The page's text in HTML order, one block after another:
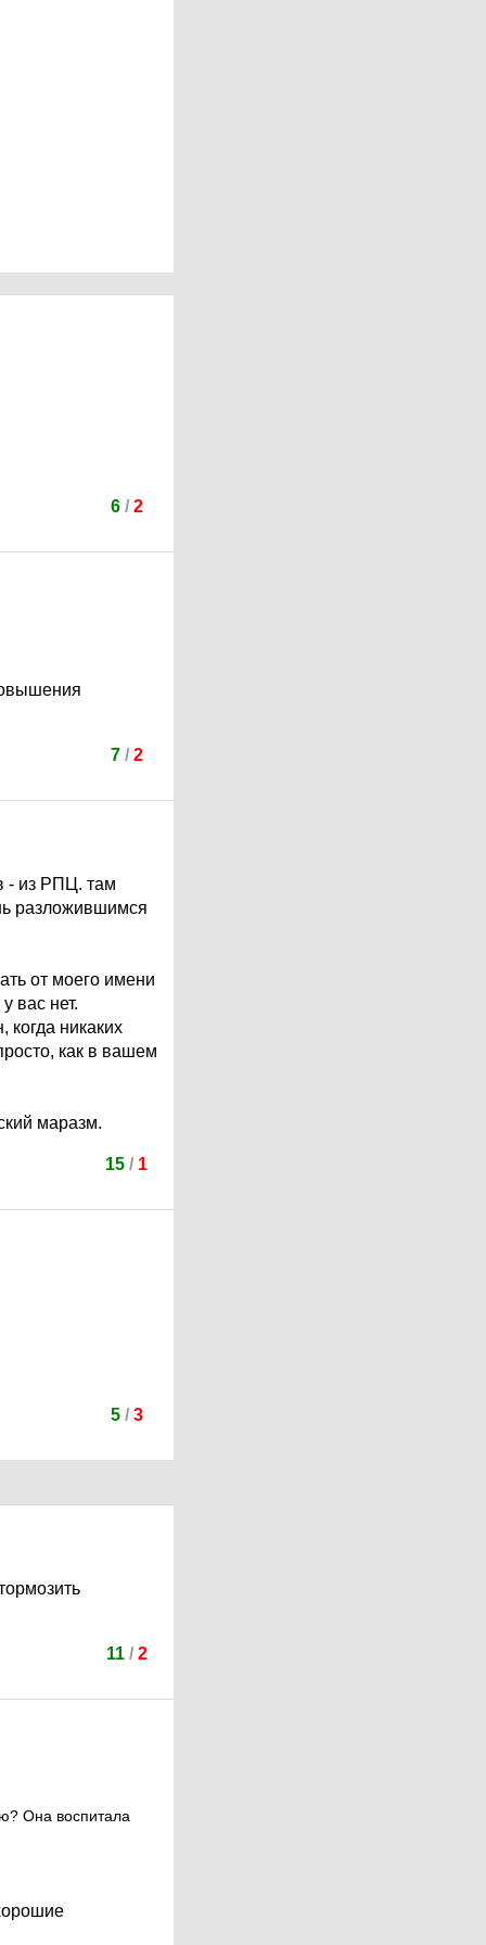
6/ 2
7/ 2
- из РПЦ. там
разложившимся
от моего имени
вас нет.
когда никаких
как в вашем
маразм.
15 / 1
5/ 3
11/ 2
Она воспитала